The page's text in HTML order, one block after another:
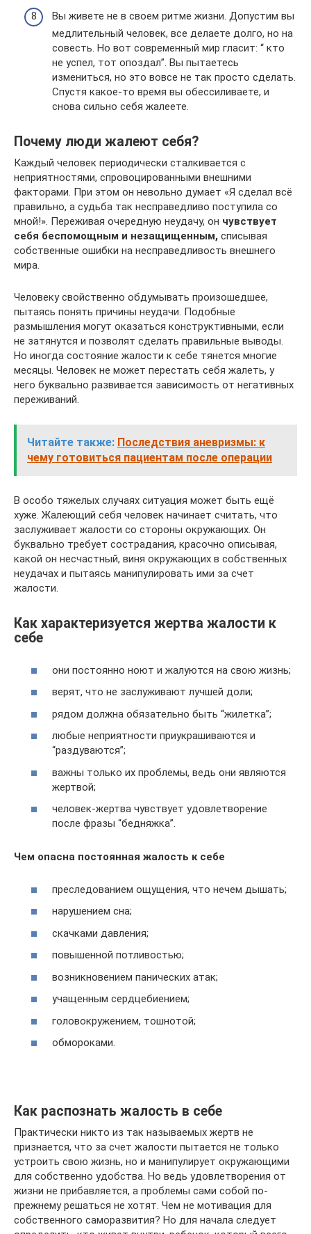
Вы живете не в своем ритме жизни. Допустим вы
медлительный человек, все делаете долго, но на
совесть. Но вот современный мир гласит: “ кто
не успел, тот опоздал”. Вы пытаетесь
измениться, но это вовсе не так просто сделать.
Спустя какое-то время вы обессиливаете, и
снова сильно себя жалеете.
Почему люди жалеют себя?
Каждый человек периодически сталкивается с
неприятностями, спровоцированными внешними
факторами. При этом он невольно думает «Я сделал всё
правильно, а судьба так несправедливо поступила со
мной!». Переживая очередную неудачу, он чувствует
себя беспомощным и незащищенным, списывая
собственные ошибки на несправедливость внешнего
мира.
Человеку свойственно обдумывать произошедшее,
пытаясь понять причины неудачи. Подобные
размышления могут оказаться конструктивными, если
не затянутся и позволят сделать правильные выводы.
Но иногда состояние жалости к себе тянется многие
месяцы. Человек не может перестать себя жалеть, у
него буквально развивается зависимость от негативных
переживаний.
Читайте также: Последствия аневризмы: к
чему готовиться пациентам после операции
В особо тяжелых случаях ситуация может быть ещё
хуже. Жалеющий себя человек начинает считать, что
заслуживает жалости со стороны окружающих. Он
буквально требует сострадания, красочно описывая,
какой он несчастный, виня окружающих в собственных
неудачах и пытаясь манипулировать ими за счет
жалости.
Как характеризуется жертва жалости к
себе
они постоянно ноют и жалуются на свою жизнь;
верят, что не заслуживают лучшей доли;
рядом должна обязательно быть “жилетка”;
любые неприятности приукрашиваются и
“раздуваются”;
важны только их проблемы, ведь они являются
жертвой;
человек-жертва чувствует удовлетворение
после фразы “бедняжка”.
Чем опасна постоянная жалость к себе
преследованием ощущения, что нечем дышать;
нарушением сна;
скачками давления;
повышенной потливостью;
возникновением панических атак;
учащенным сердцебиением;
головокружением, тошнотой;
обмороками.
Как распознать жалость в себе
Практически никто из так называемых жертв не
признается, что за счет жалости пытается не только
устроить свою жизнь, но и манипулирует окружающими
для собственно удобства. Но ведь удовлетворения от
жизни не прибавляется, а проблемы сами собой по-
прежнему решаться не хотят. Чем не мотивация для
собственного саморазвития? Но для начала следует